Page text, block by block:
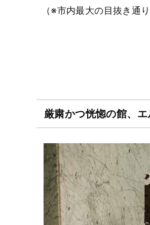
（※市内最大の目抜き通
厳粛かつ恍惚の館、